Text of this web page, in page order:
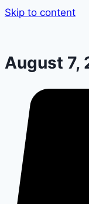
Skip to content
August 7,